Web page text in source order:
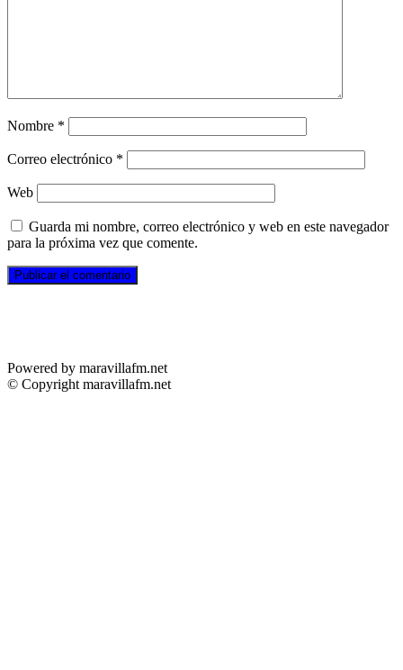
Nombre *
Correo electrónico *
Web
Guarda mi nombre, correo electrónico y web en este navegador
para la próxima vez que comente.
Powered by maravillafm.net
© Copyright maravillafm.net